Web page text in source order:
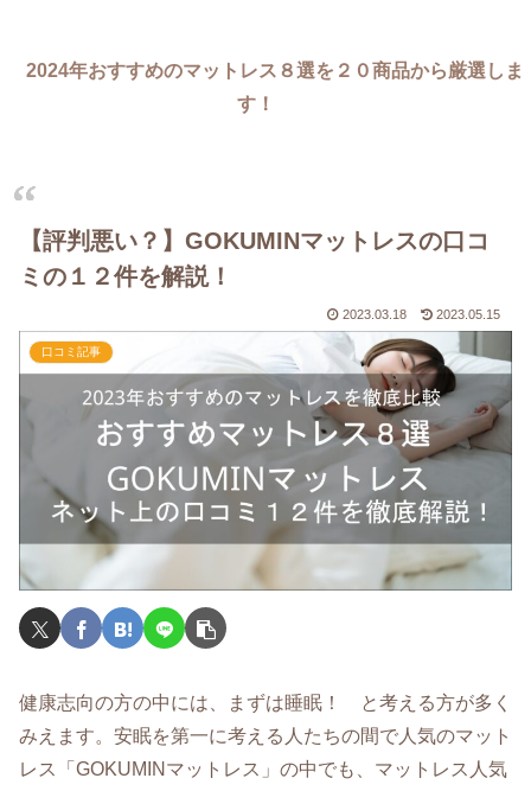
2024年おすすめのマットレス８選を２０商品から厳選しま
す！
【評判悪い？】GOKUMINマットレスの口コ
ミの１２件を解説！
2023.03.18 2023.05.15
口コミ記事
健康志向の方の中には、まずは睡眠！ と考える方が多く
みえます。安眠を第一に考える人たちの間で人気のマット
レス「GOKUMINマットレス」の中でも、マットレス人気